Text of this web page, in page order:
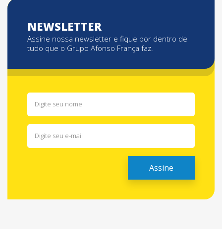
NEWSLETTER
Assine nossa newsletter e fique por dentro de
tudo que o Grupo Afonso França faz.